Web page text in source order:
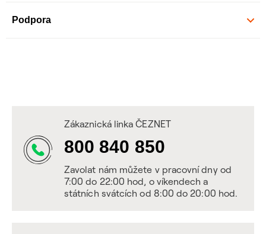
Podpora
Zákaznická linka ČEZNET
800 840 850
Zavolat nám můžete v pracovní dny od
7:00 do 22:00 hod, o víkendech a
státních svátcích od 8:00 do 20:00 hod.